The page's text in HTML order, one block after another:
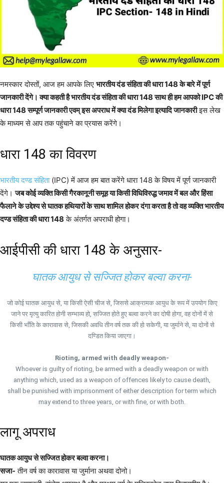
नमस्कार दोस्तों, आज हम आपके लिए भारतीय दंड संहिता की धारा 148 के बारे में पूर्ण
जानकारी देंगे। क्या कहती है भारतीय दंड संहिता की धारा 148 साथ ही हम आपको IPC की
धारा 148 सम्पूर्ण जानकारी एवम् इस अपराध में क्या दंड मिलेगा इत्यादि जानकारीइस लेख
के माध्यम से आप तक पहुंचाने का प्रयास करेंगे।
धारा 148 का विवरण
भारतीय दण्ड संहिता(IPC) में आज हम बात करेंगे धारा 148 के विषय में पूर्ण जानकारी
देंगे।जब कोई व्यक्ति किसी गैरकानूनी समूह या किसी विधिविरुद्ध जमाव में बल और हिंसा
फैलाने के उद्देश्य से घातक हथियारों के साथ शामिल होकर दंगा करता है तो वह व्यक्ति भारतीय
दण्ड संहिता की धारा 148 के अंतर्गत अपराधी होगा।
आईपीसी की धारा 148 के अनुसार-
घातक आयुध से सज्जित होकर बल्वा करना-
जो कोई घातक आयुध से, या किसी ऐसी चीज से, जिससे आक्रामक आयुध के रूप में उपयोग किए
जाने पर मृत्यु कारित होनी सम्भाव्य हो, सज्जित होते हुए बल्वा करने का दोषी होगा, वह दोनों में से
किसी भाँति के कारावास से, जिसकी अवधि तीन वर्ष तक की हो सकेगी, या जुर्माने से, या दोनों से
दण्डित किया जाएगा।
Rioting, armed with deadly weapon-
Whoever is guilty of rioting, be armed with a deadly weapon or with
anything which, used as a weapon of offences likely to cause death,
shall be punished with imprisonment of either description for term which
may extend to three years, or with fine, or with both.
लागू अपराध
घातक आयुध से सज्जित होकर बल्वा करना।
सजा- तीन वर्ष का कारावास या जुर्माना अथवा दोनो।